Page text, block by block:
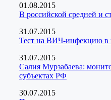
01.08.2015
В российской средней и
31.07.2015
Тест на ВИЧ-инфекцию в
31.07.2015
Салия Мурзабаева:
субъектах РФ
30.07.2015